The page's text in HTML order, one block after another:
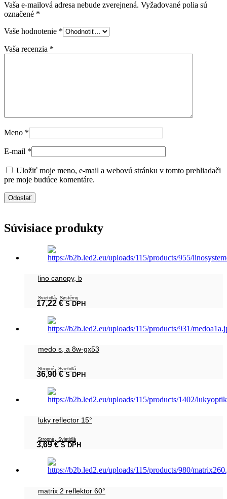
Vaša e-mailová adresa nebude zverejnená. Vyžadované polia sú
označené *
Vaše hodnotenie *
Vaša recenzia *
Meno *
E-mail *
Uložiť moje meno, e-mail a webovú stránku v tomto prehliadači
pre moje budúce komentáre.
Súvisiace produkty
lino canopy, b
Svietidlá, Systémy
17,22 € S DPH
medo s, a 8w-gx53
Stropné, Svietidlá
36,90€ S DPH
luky reflector 15°
Stropné, Svietidlá
3,69€ S DPH
matrix 2 reflektor 60°